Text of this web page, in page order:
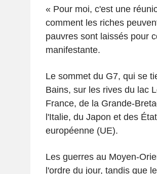
« Pour moi, c'est une
comment les riches
pauvres sont laissés pour
manifestante.
Le sommet du G7, qui se
Bains, sur les rives du lac
France, de la Grande-
l'Italie, du Japon et des
européenne (UE).
Les guerres au Moyen-
l'ordre du jour, tandis que